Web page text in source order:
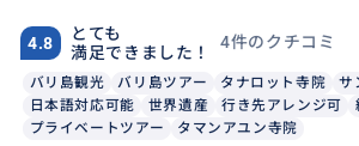
4.8
とても
満足できました！
4件のクチコミ
バリ島観光 バリ島ツアー タナロット寺院
サ
日本語対応可能
世界遺産 行き先アレンジ可
プライベートツアー
タマンアユン寺院